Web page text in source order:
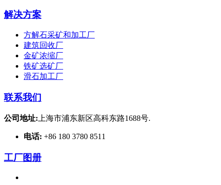
解决方案
方解石采矿和加工厂
建筑回收厂
金矿浓缩厂
铁矿选矿厂
滑石加工厂
联系我们
公司地址: 上海市浦东新区高科东路1688号.
电话: +86 180 3780 8511
工厂图册